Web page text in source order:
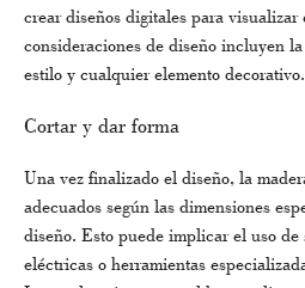
crear diseños digitales para
consideraciones de diseño incluyen
estilo y cualquier elemento decorativo.
Cortar y dar forma
Una vez finalizado el diseño, la
adecuados según las dimensiones
diseño. Esto puede implicar el uso de
eléctricas o herramientas